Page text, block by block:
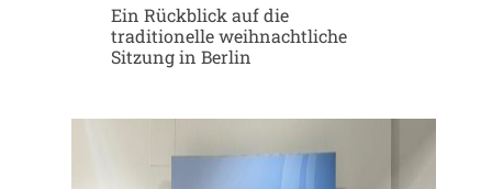
Ein Rückblick auf die
traditionelle weihnachtliche
Sitzung in Berlin